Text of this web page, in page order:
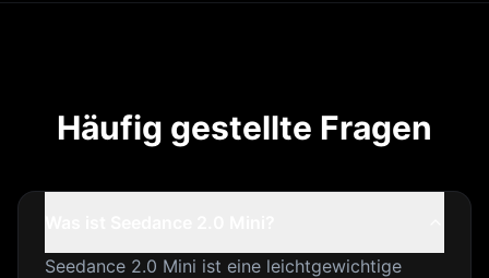
Häufig gestellte Fragen
Seedance 2.0 Mini ist eine leichtgewichtige